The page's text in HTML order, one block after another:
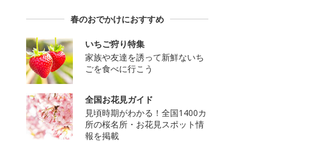
春のおでかけにおすすめ
いちご狩り特集
家族や友達を誘って新鮮ないち
ごを食べに行こう
全国お花見ガイド
見頃時期がわかる！全国1400カ
所の桜名所・お花見スポット情
報を掲載